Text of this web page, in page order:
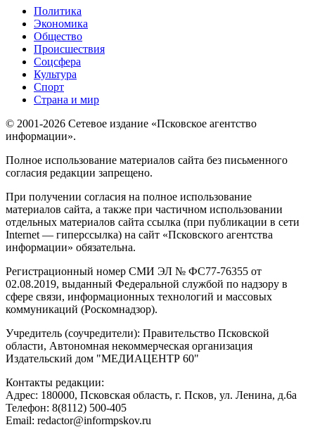
Политика
Экономика
Общество
Происшествия
Соцсфера
Культура
Спорт
Страна и мир
© 2001-2026 Сетевое издание «Псковское агентство
информации».
Полное использование материалов сайта без письменного
согласия редакции запрещено.
При получении согласия на полное использование
материалов сайта, а также при частичном использовании
отдельных материалов сайта ссылка (при публикации в сети
Internet — гиперссылка) на сайт «Псковского агентства
информации» обязательна.
Регистрационный номер СМИ ЭЛ № ФС77-76355 от
02.08.2019, выданный Федеральной службой по надзору в
сфере связи, информационных технологий и массовых
коммуникаций (Роскомнадзор).
Учредитель (соучредители): Правительство Псковской
области, Автономная некоммерческая организация
Издательский дом "МЕДИАЦЕНТР 60"
Контакты редакции:
Адреc: 180000, Псковская область, г. Псков, ул. Ленина, д.6а
Телефон: 8(8112) 500-405
Email: redactor@informpskov.ru